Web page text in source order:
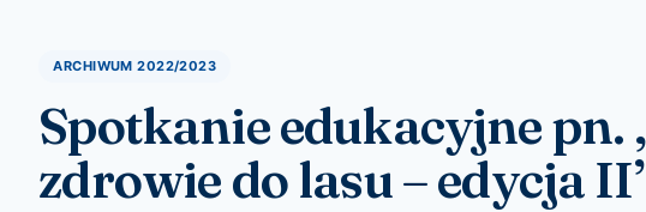
ARCHIWUM 2022/2023
Spotkanie edukacyjne pn.
zdrowie do lasu – edycja